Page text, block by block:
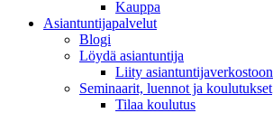
Kauppa
Asiantuntija­palvelut
Blogi
Löydä asiantuntija
Liity asiantuntijaverkostoon
Seminaarit, luennot ja koulutukset
Tilaa koulutus